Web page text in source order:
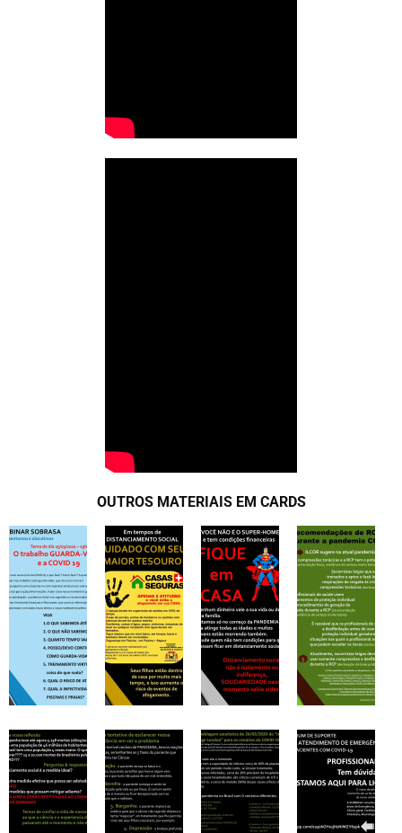
OUTROS MATERIAIS EM CARDS